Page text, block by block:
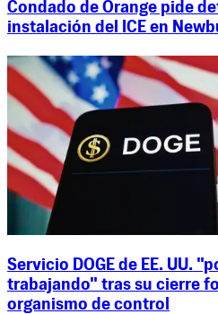
Condado de Orange pide
instalación del ICE en
Servicio DOGE de EE. UU.
trabajando" tras su cierre
organismo de control